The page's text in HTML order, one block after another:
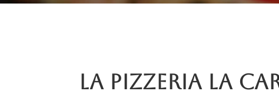
La pizzeria La